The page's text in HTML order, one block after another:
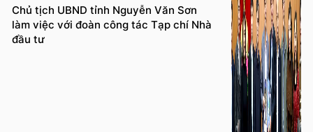
Chủ tịch UBND tỉnh Nguyễn Văn Sơn
làm việc với đoàn công tác Tạp chí Nhà
đầu tư